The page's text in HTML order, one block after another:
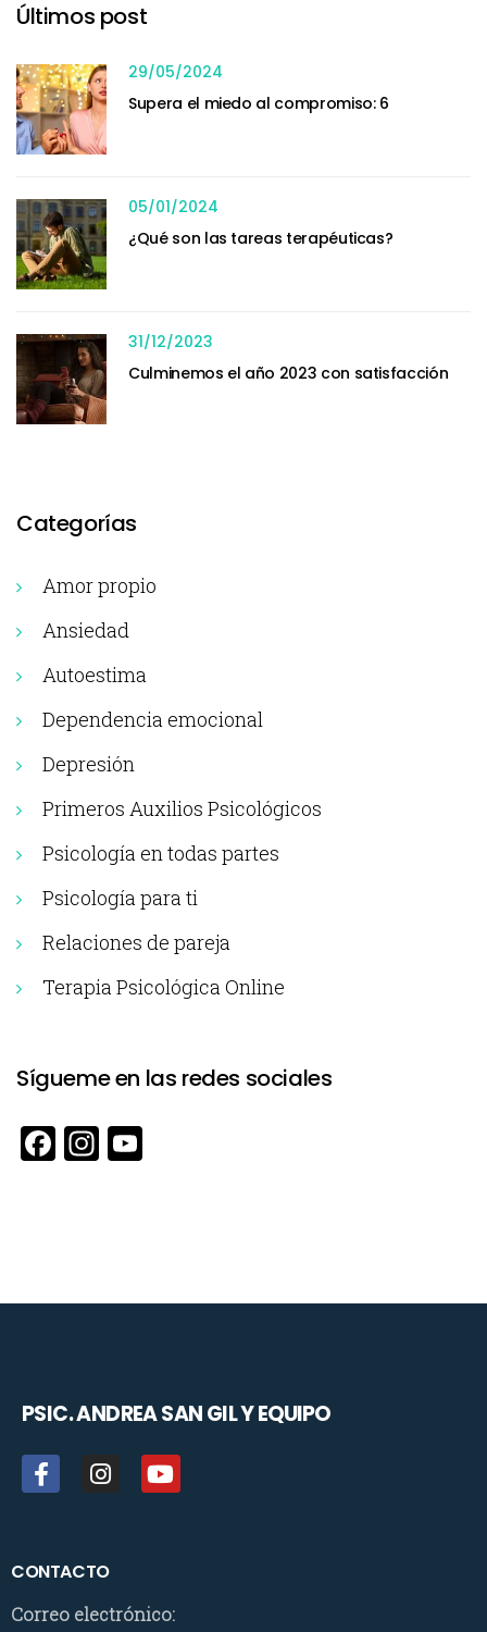
Últimos post
29/05/2024
Supera el miedo al compromiso: 6
05/01/2024
¿Qué son las tareas terapéuticas?
31/12/2023
Culminemos el año 2023 con satisfacción
Categorías
Amor propio
Ansiedad
Autoestima
Dependencia emocional
Depresión
Primeros Auxilios Psicológicos
Psicología en todas partes
Psicología para ti
Relaciones de pareja
Terapia Psicológica Online
Sígueme en las redes sociales
Facebook
Instagram
PSIC. ANDREA SAN GILY EQUIPO
CONTACTO
Correo electrónico: